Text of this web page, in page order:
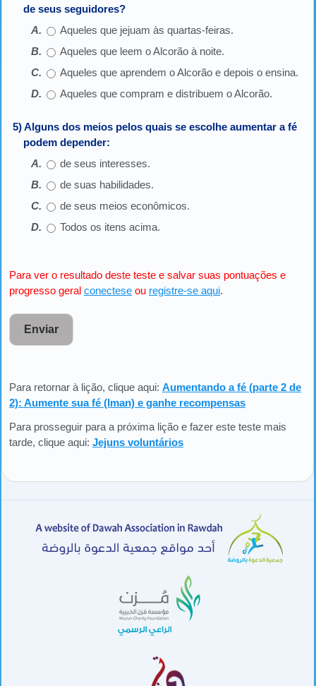
de seus seguidores?
Aqueles que jejuam às quartas-feiras.
Aqueles que leem o Alcorão à noite.
Aqueles que aprendem o Alcorão e depois o ensina.
Aqueles que compram e distribuem o Alcorão.
5) Alguns dos meios pelos quais se escolhe aumentar a fé
podem depender:
de seus interesses.
de suas habilidades.
de seus meios econômicos.
Todos os itens acima.
Para ver o resultado deste teste e salvar suas pontuações e
progresso geral conectese ou registre-se aqui.
Enviar
Para retornar à lição, clique aqui: Aumentando a fé (parte 2 de
2): Aumente sua fé (Iman) e ganhe recompensas
Para prosseguir para a próxima lição e fazer este teste mais
tarde, clique aqui: Jejuns voluntários